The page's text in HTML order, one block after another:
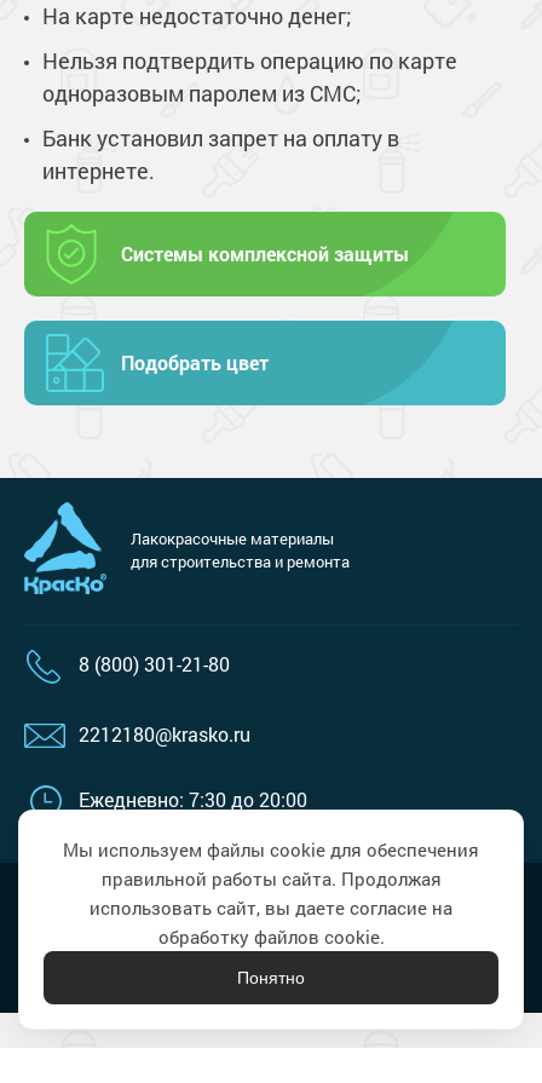
На карте недостаточно денег;
Нельзя подтвердить операцию по карте
одноразовым паролем из СМС;
Банк установил запрет на оплату в
интернете.
Системы комплексной защиты
Подобрать цвет
Лакокрасочные материалы
для строительства и ремонта
8 (800) 301-21-80
2212180@krasko.ru
Ежедневно: 7:30 до 20:00
Политика в области обработки
персональных данных
Мы используем файлы cookie для обеспечения
правильной работы сайта. Продолжая
использовать сайт, вы даете согласие на
обработку файлов cookie.
Понятно